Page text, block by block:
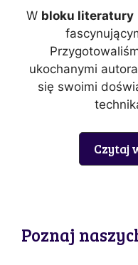
W bloku literatury
ukochanymi
się swoimi
Czytaj
Poznaj